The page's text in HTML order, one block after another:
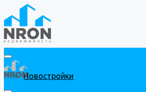
Новостройки